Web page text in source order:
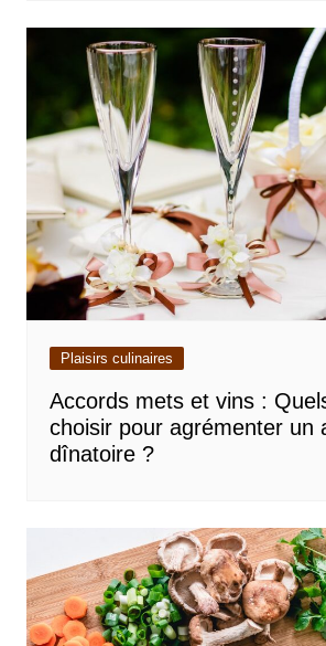
Plaisirs culinaires
Accords mets et vins :
choisir pour agrémenter un
dînatoire ?